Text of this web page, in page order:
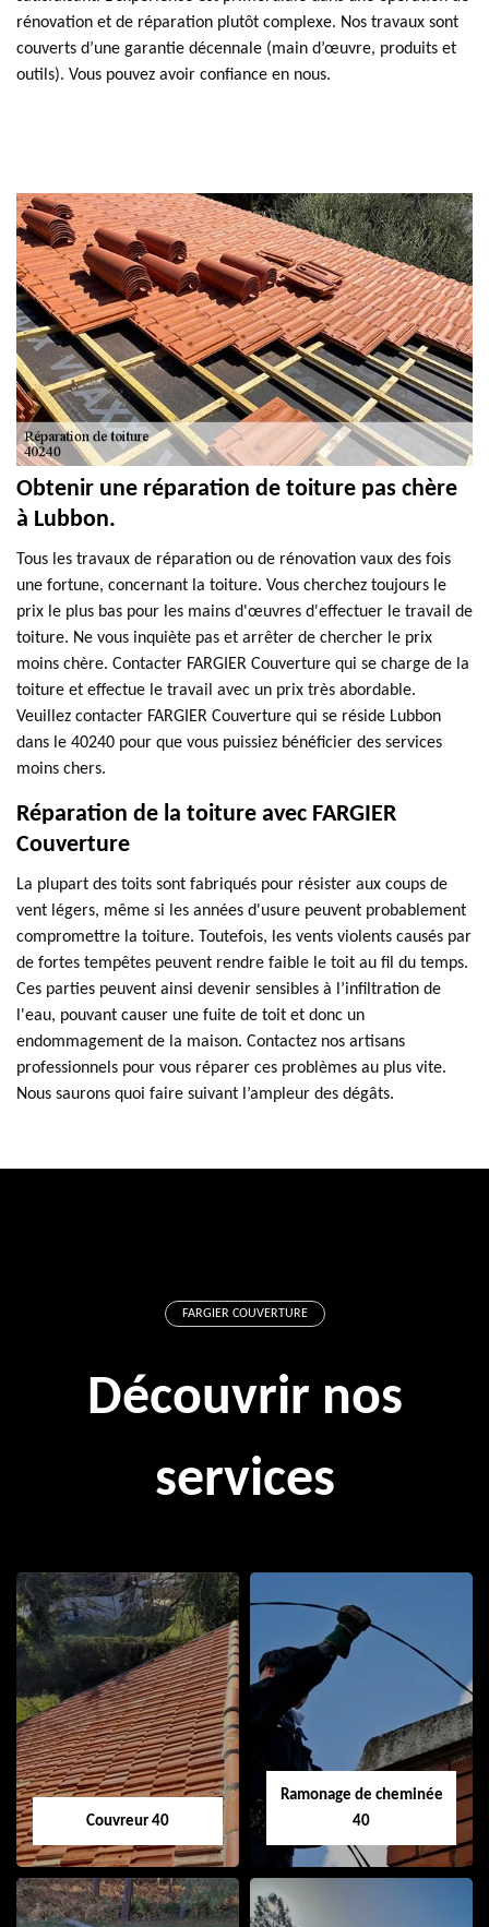
rénovation et de réparation plutôt complexe. Nos travaux sont
couverts d’une garantie décennale (main d’œuvre, produits et
outils). Vous pouvez avoir confiance en nous.
Obtenir une réparation de toiture pas chère
à Lubbon.
Tous les travaux de réparation ou de rénovation vaux des fois
une fortune, concernant la toiture. Vous cherchez toujours le
prix le plus bas pour les mains d'œuvres d'effectuer le travail de
toiture. Ne vous inquiète pas et arrêter de chercher le prix
moins chère. Contacter FARGIER Couverture qui se charge de la
toiture et effectue le travail avec un prix très abordable.
Veuillez contacter FARGIER Couverture qui se réside Lubbon
dans le 40240 pour que vous puissiez bénéficier des services
moins chers.
Réparation de la toiture avec FARGIER
Couverture
La plupart des toits sont fabriqués pour résister aux coups de
vent légers, même si les années d'usure peuvent probablement
compromettre la toiture. Toutefois, les vents violents causés par
de fortes tempêtes peuvent rendre faible le toit au fil du temps.
Ces parties peuvent ainsi devenir sensibles à l’infiltration de
l'eau, pouvant causer une fuite de toit et donc un
endommagement de la maison. Contactez nos artisans
professionnels pour vous réparer ces problèmes au plus vite.
Nous saurons quoi faire suivant l’ampleur des dégâts.
FARGIER COUVERTURE
Découvrir nos
services
Couvreur 40
Ramonage de cheminée
40